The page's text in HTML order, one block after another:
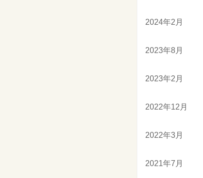
2024年2月
2023年8月
2023年2月
2022年12月
2022年3月
2021年7月